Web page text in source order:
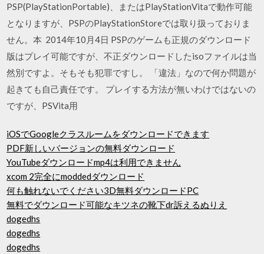
PSP(PlayStationPortable)、またはPlayStationVitaで動作可能
となりますが、PSPのPlayStationStoreでは取り扱っておりま
せん。本 2014年10月4日 PSPのゲームも正規のダウンロード
版はプレイ可能ですが、不正ダウンロードしたisoファイルは当
然別ですよ。そもそも犯罪ですし。 「違法」なので何か問題が
起きても自己責任です。 プレイする方法が無いわけではないの
ですが、PSVita用
iOSでGoogleクラスルームをダウンロードできます
PDF新しいバージョンの無料ダウンロード
YouTubeダウンロードmp4は利用できません
xcom 2完全にmoddedダウンロード
何も触れないでください3D無料ダウンロードPC
無料でダウンロード可能なキツネの靴下dr訴えるぬりえ
dogedhs
dogedhs
dogedhs